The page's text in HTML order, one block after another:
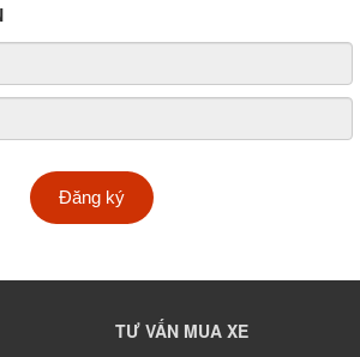
Đăng ký
TƯ VẤN MUA XE